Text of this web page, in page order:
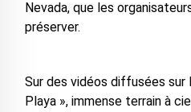
Nevada, que les
préserver.
Sur des vidéos diffusées sur
Playa », immense terrain à